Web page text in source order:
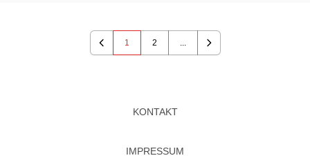
Previous
1 2 ...
Next
KONTAKT
IMPRESSUM